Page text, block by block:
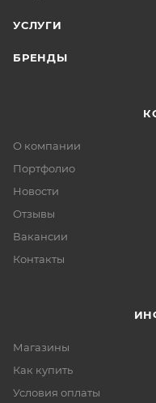
УСЛУГИ
БРЕНДЫ
О компании
Портфолио
Новости
Отзывы
Вакансии
Контакты
Магазины
Как купить
Условия оплаты